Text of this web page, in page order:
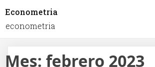
Econometria
econometria
Mes: febrero 2023